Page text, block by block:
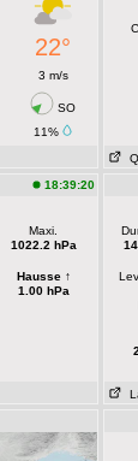
22°
3 m/s
SO
11%
18:39:20
Maxi.
1022.2 hPa
Hausse ↑
1.00 hPa